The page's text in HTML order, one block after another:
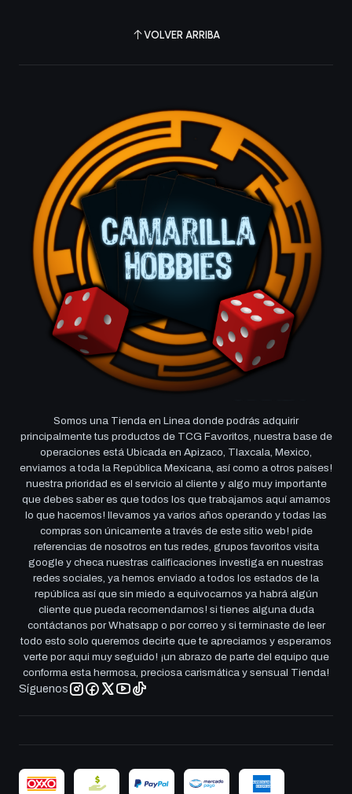
VOLVER ARRIBA
Somos una Tienda en Linea donde podrás adquirir
principalmente tus productos de TCG Favoritos, nuestra base de
operaciones está Ubicada en Apizaco, Tlaxcala, Mexico,
enviamos a toda la República Mexicana, así como a otros países!
nuestra prioridad es el servicio al cliente y algo muy importante
que debes saber es que todos los que trabajamos aquí amamos
lo que hacemos! llevamos ya varios años operando y todas las
compras son únicamente a través de este sitio web! pide
referencias de nosotros en tus redes, grupos favoritos visita
google y checa nuestras calificaciones investiga en nuestras
redes sociales, ya hemos enviado a todos los estados de la
república así que sin miedo a equivocarnos ya habrá algún
cliente que pueda recomendarnos! si tienes alguna duda
contáctanos por Whatsapp o por correo y si terminaste de leer
todo esto solo queremos decirte que te apreciamos y esperamos
verte por aqui muy seguido! ¡un abrazo de parte del equipo que
conforma esta hermosa, preciosa carismática y sensual Tienda!
Síguenos